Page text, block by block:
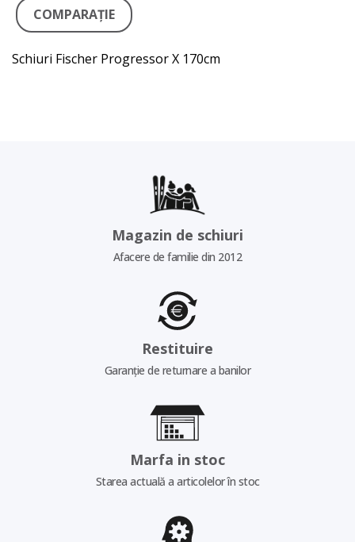
COMPARAŢIE
Schiuri Fischer Progressor X 170cm
Magazin de schiuri
Afacere de familie din 2012
Restituire
Garanție de returnare a banilor
Marfa in stoc
Starea actuală a articolelor în stoc